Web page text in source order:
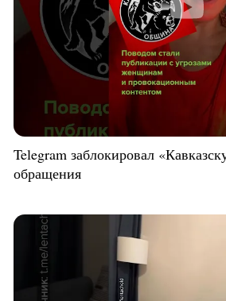
Telegram заблокировал
обращения